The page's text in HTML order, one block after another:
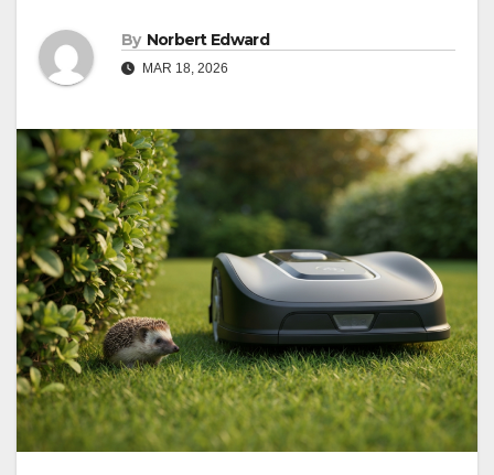
By Norbert Edward
MAR 18, 2026